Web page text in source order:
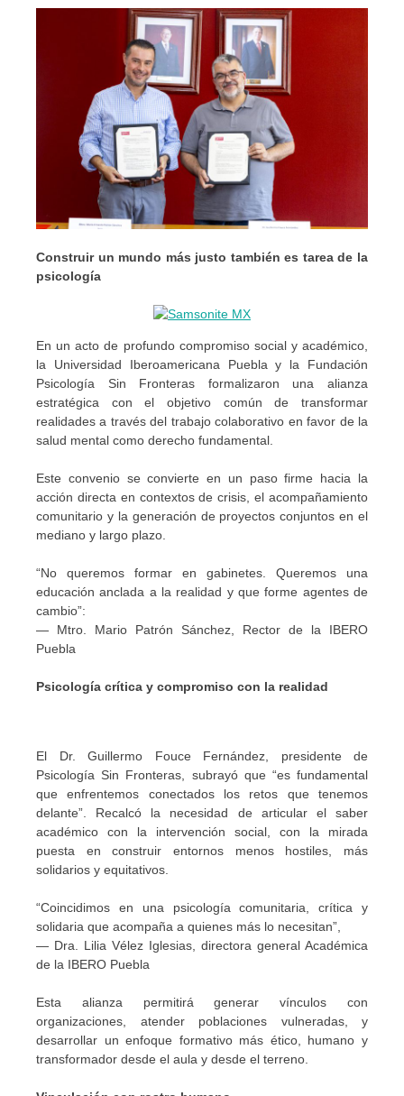
Construir un mundo más justo también es tarea de la
psicología
En un acto de profundo compromiso social y académico,
la Universidad Iberoamericana Puebla y la Fundación
Psicología Sin Fronteras formalizaron una alianza
estratégica con el objetivo común de transformar
realidades a través del trabajo colaborativo en favor de la
salud mental como derecho fundamental.
Este convenio se convierte en un paso firme hacia la
acción directa en contextos de crisis, el acompañamiento
comunitario y la generación de proyectos conjuntos en el
mediano y largo plazo.
“No queremos formar en gabinetes. Queremos una
educación anclada a la realidad y que forme agentes de
cambio”:
— Mtro. Mario Patrón Sánchez, Rector de la IBERO
Puebla
Psicología crítica y compromiso con la realidad
El Dr. Guillermo Fouce Fernández, presidente de
Psicología Sin Fronteras, subrayó que “es fundamental
que enfrentemos conectados los retos que tenemos
delante”. Recalcó la necesidad de articular el saber
académico con la intervención social, con la mirada
puesta en construir entornos menos hostiles, más
solidarios y equitativos.
“Coincidimos en una psicología comunitaria, crítica y
solidaria que acompaña a quienes más lo necesitan”,
— Dra. Lilia Vélez Iglesias, directora general Académica
de la IBERO Puebla
Esta alianza permitirá generar vínculos con
organizaciones, atender poblaciones vulneradas, y
desarrollar un enfoque formativo más ético, humano y
transformador desde el aula y desde el terreno.